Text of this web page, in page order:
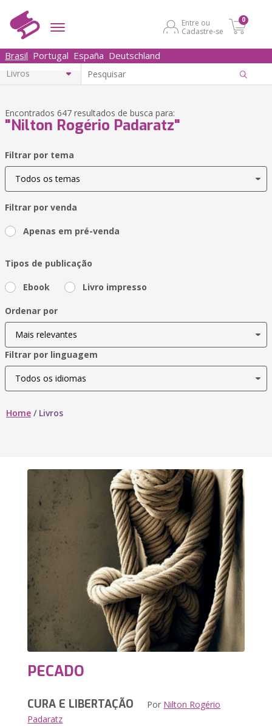
Entre ou
Cadastre-se
0
Brasil Portugal España Deutschland
Encontrados 647 resultados de busca para:
"Nilton Rogério Padaratz"
Filtrar por tema
Filtrar por venda
Apenas em pré-venda
Tipos de publicação
Ebook Livro impresso
Ordenar por
Filtrar por linguagem
Home / Livros
PECADO
CURA E LIBERTAÇÃO Por Nilton Rogério
Padaratz